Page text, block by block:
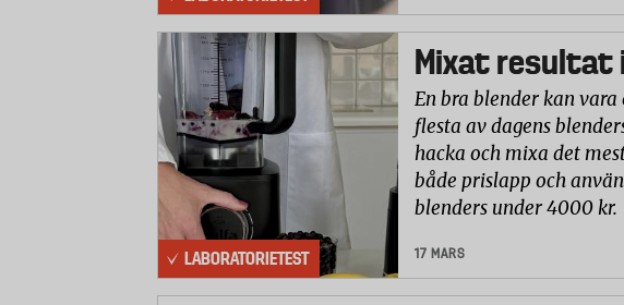
LABORATORIETEST
Mixat resultat
En bra blender kan
flesta av dagens
hacka och mixa det
både prislapp och
blenders under 4000 kr.
17 MARS